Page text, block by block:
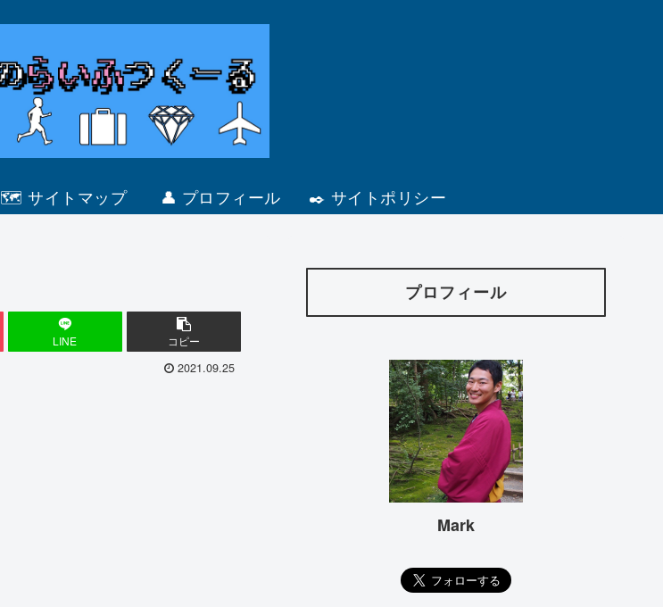
🗺 サイトマップ 👤 プロフィール ✒️ サイトポリシー
LINE コピー
2021.09.25
プロフィール
Mark